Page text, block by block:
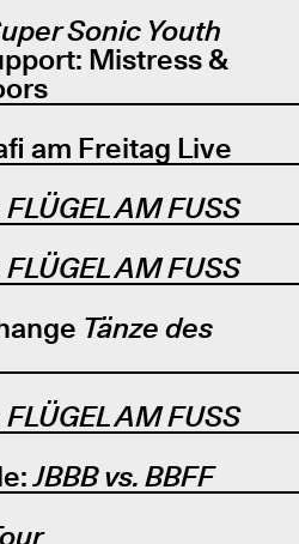
Sonic Youth
Mistress &
am Freitag Live
FLÜGEL AM FUSS
FLÜGEL AM FUSS
Tänze des
FLÜGEL AM FUSS
JBBB vs. BBFF